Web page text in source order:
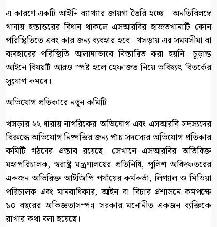
এ কারণে একটি আইনি ব্যাখ্যার জায়গা তৈরি হচ্ছে—অনতিবিলম্বে
থানায় হস্তান্তরের বিধান থাকলে এসআরবির হাজতখানাটি কোন
পরিস্থিতিতে এবং কার জন্য ব্যবহার হবে। খসড়ায় এর সময়সীমা বা
ব্যবহারের পরিস্থিতি আলাদাভাবে বিস্তারিত করা হয়নি। চূড়ান্ত
আইনে বিষয়টি আরও স্পষ্ট হলে হেফাজত নিয়ে ভবিষ্যৎ বিতর্কের
সুযোগ কমবে।
অভিযোগ প্রতিকারে নতুন কমিটি
খসড়ার ২২ ধারায় নাগরিকের অভিযোগ এবং এসআরবি সদস্যদের
বিরুদ্ধে অভিযোগ নিষ্পত্তির জন্য পাঁচ সদস্যের অভিযোগ প্রতিকার
কমিটি গঠনের প্রস্তাব রয়েছে। সেখানে এসআরবির অতিরিক্ত
মহাপরিচালক, স্বরাষ্ট্র মন্ত্রণালয়ের প্রতিনিধি, পুলিশ অধিদফতরের
একজন অতিরিক্ত আইজিপি পর্যায়ের কর্মকর্তা, লিগ্যাল ও মিডিয়া
পরিচালক এবং মানবাধিকার, আইন বা বিচার প্রশাসনে কমপক্ষে
১০ বছরের অভিজ্ঞতাসম্পন্ন সরকার মনোনীত একজন ব্যক্তিকে
রাখার কথা বলা হয়েছে।